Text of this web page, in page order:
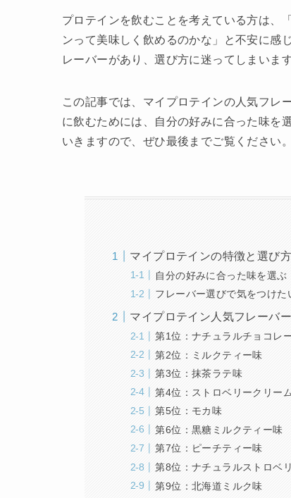
プロテインを飲むことを考えている方は、
ンって美味しく飲めるのかな」と不安に感
レーバーがあり、選び方に迷ってしまいます
この記事では、マイプロテインの人気フレ
に飲むためには、自分の好みに合った味を
いきますので、ぜひ最後までご覧ください。
マイプロテインの特徴と選び
自分の好みに合った味を選ぶ
フレーバー選びで気をつけた
マイプロテイン人気フレーバ
第1位：ナチュラルチョコレ
第2位：ミルクティー味
第3位：抹茶ラテ味
第4位：ストロベリークリー
第5位：モカ味
第6位：黒糖ミルクティー味
第7位：ピーチティー味
第8位：ナチュラルストロベ
第9位：北海道ミルク味